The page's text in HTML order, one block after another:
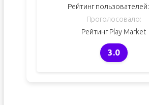
Рейтинг пользователей:
Проголосовало:
Рейтинг Play Market
3.0